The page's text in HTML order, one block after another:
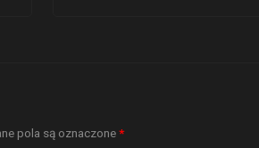
pola są oznaczone*